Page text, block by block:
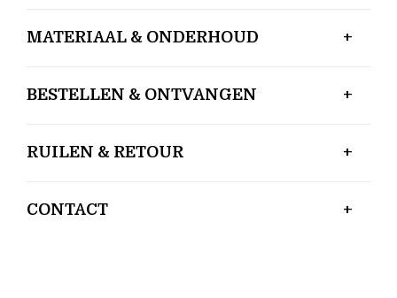
MATERIAAL & ONDERHOUD
BESTELLEN & ONTVANGEN
RUILEN & RETOUR
CONTACT